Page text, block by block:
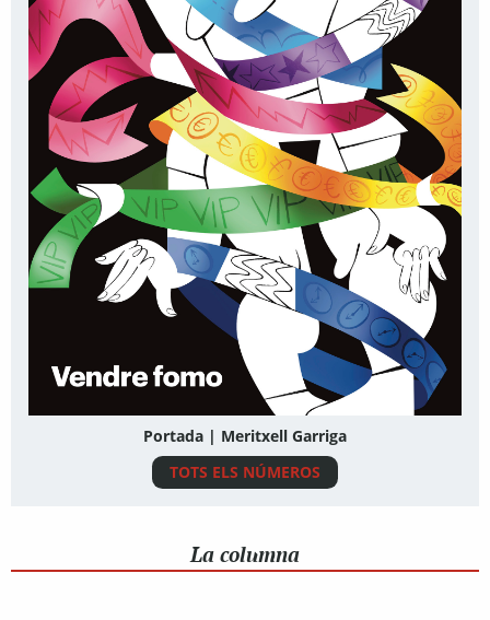
Portada | Meritxell Garriga
TOTS ELS NÚMEROS
La columna